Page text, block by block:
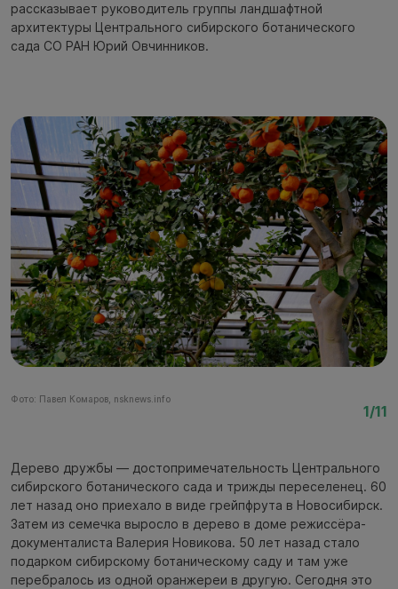
рассказывает руководитель группы ландшафтной
архитектуры Центрального сибирского ботанического
сада СО РАН Юрий Овчинников.
Фото: Павел Комаров, nsknews.info
1/11
Дерево дружбы — достопримечательность Центрального
сибирского ботанического сада и трижды переселенец. 60
лет назад оно приехало в виде грейпфрута в Новосибирск.
Затем из семечка выросло в дерево в доме режиссёра-
документалиста Валерия Новикова. 50 лет назад стало
подарком сибирскому ботаническому саду и там уже
перебралось из одной оранжереи в другую. Сегодня это